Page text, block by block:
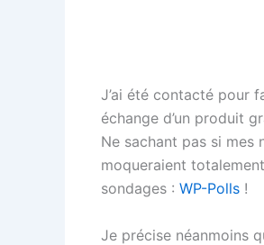
J’ai été contacté pour
échange d’un produit
Ne sachant pas si mes
moqueraient
sondages : WP-Polls !
Je précise néanmoins